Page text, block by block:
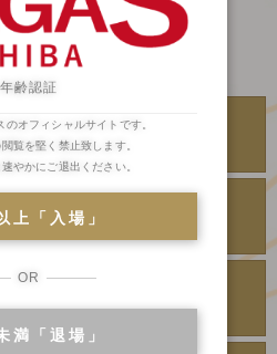
高級ソープランド
金瓶梅
カンカン娘ネオ
アカデミー
年齢認証
オフィシャルサイトです。
覧を堅く禁止致します。
やかにご退出ください。
上「入場」
OR
満「退場」